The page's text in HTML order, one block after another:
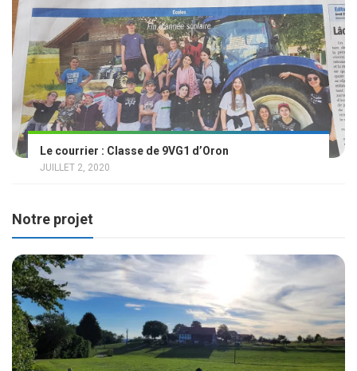
Le courrier : Classe de 9VG1 d’Oron
JUILLET 2, 2020
Notre projet